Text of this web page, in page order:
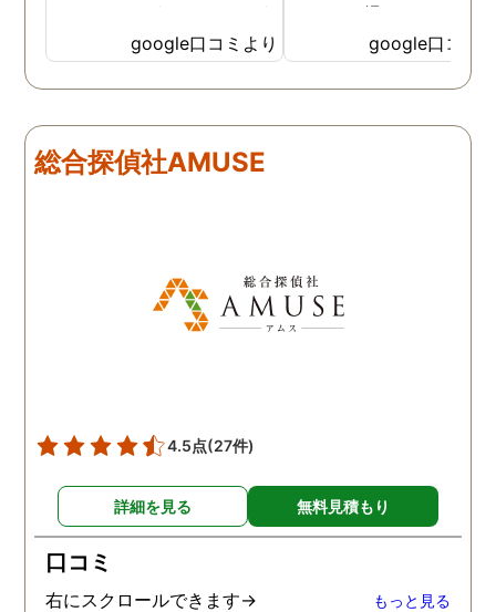
SNSなどの知識も豊富で、
色んな視点から対応されて
います。 他の口コミにもあ
金が安く明確で親身になっ
て対応いただける探偵さん
google口コミより
っかりと撮ってもらうこ
が出来ました。調査中も
動きがある度に細かく報
してくださり、安心しま
読めない中、柔軟に対応
す。
google口コミ
総合探偵社AMUSE
4.5点(27件)
詳細を見る 無料見積もり
口コミ
右にスクロールできます→ もっと見る